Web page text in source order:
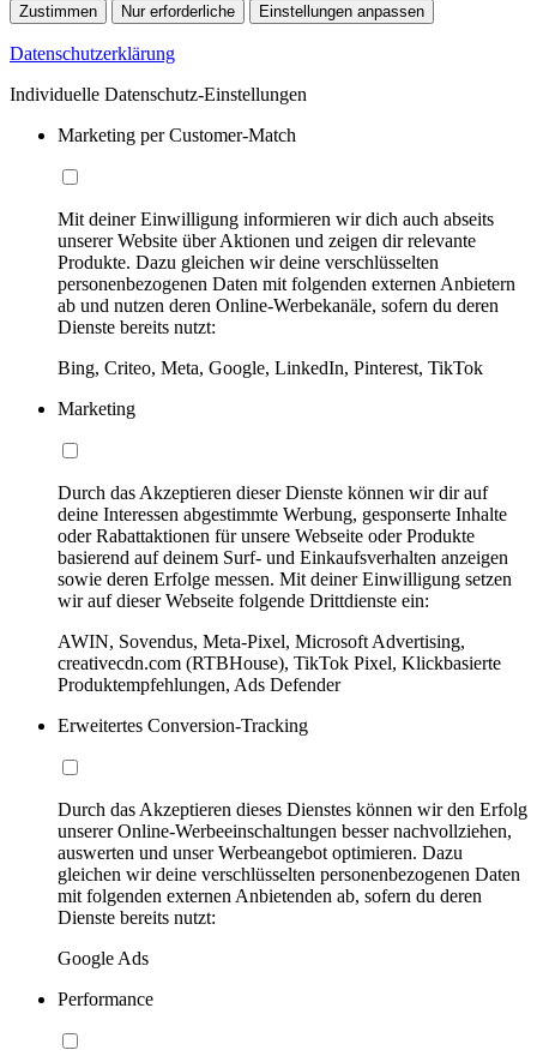
Zustimmen Nur erforderliche Einstellungen anpassen
Datenschutzerklärung
Individuelle Datenschutz-Einstellungen
Marketing per Customer-Match
Mit deiner Einwilligung informieren wir dich auch abseits
unserer Website über Aktionen und zeigen dir relevante
Produkte. Dazu gleichen wir deine verschlüsselten
personenbezogenen Daten mit folgenden externen Anbietern
ab und nutzen deren Online-Werbekanäle, sofern du deren
Dienste bereits nutzt:
Bing, Criteo, Meta, Google, LinkedIn, Pinterest, TikTok
Marketing
Durch das Akzeptieren dieser Dienste können wir dir auf
deine Interessen abgestimmte Werbung, gesponserte Inhalte
oder Rabattaktionen für unsere Webseite oder Produkte
basierend auf deinem Surf- und Einkaufsverhalten anzeigen
sowie deren Erfolge messen. Mit deiner Einwilligung setzen
wir auf dieser Webseite folgende Drittdienste ein:
AWIN, Sovendus, Meta-Pixel, Microsoft Advertising,
creativecdn.com (RTBHouse), TikTok Pixel, Klickbasierte
Produktempfehlungen, Ads Defender
Erweitertes Conversion-Tracking
Durch das Akzeptieren dieses Dienstes können wir den Erfolg
unserer Online-Werbeeinschaltungen besser nachvollziehen,
auswerten und unser Werbeangebot optimieren. Dazu
gleichen wir deine verschlüsselten personenbezogenen Daten
mit folgenden externen Anbietenden ab, sofern du deren
Dienste bereits nutzt:
Google Ads
Performance